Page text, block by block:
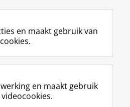
F
a
e
b
L
i
k
e
R
S
-
f
I
n
t
Y
o
T
en maakt gebruik van
en maakt gebruik